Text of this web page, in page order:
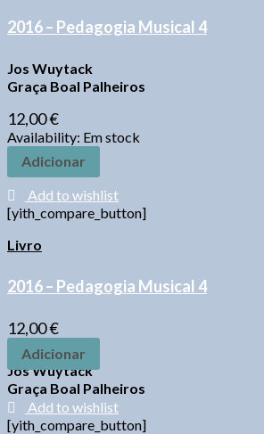
2016 – Pedagogia Musical 4
Jos Wuytack
Graça Boal Palheiros
12,00€
Availability: Em stock
Adicionar
Add to wishlist
[yith_compare_button]
Livro
2016 – Pedagogia Musical 4
12,00€
Adicionar
Jos Wuytack
Graça Boal Palheiros
Add to wishlist
[yith_compare_button]